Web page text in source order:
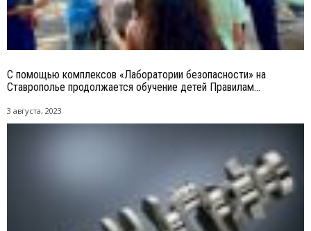
С помощью комплексов «Лаборатории безопасности» на
Ставрополье продолжается обучение детей Правилам...
3 августа, 2023